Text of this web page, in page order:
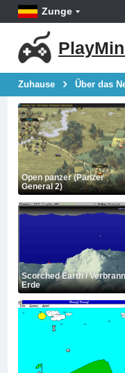
Zunge
Zuhause Über das
Open panzer (Panzer
General 2)
Scorched Earth /
Erde